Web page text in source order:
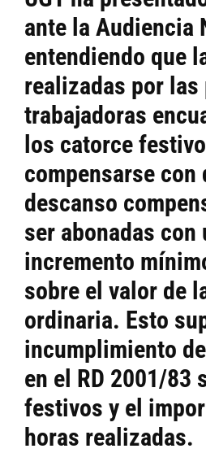
ante la Audiencia
entendiendo que
realizadas por las
trabajadoras
los catorce
compensarse con
descanso
ser abonadas con
incremento
sobre el valor de
ordinaria. Esto
incumplimiento
en el RD 2001/83
festivos y el
horas realizadas.